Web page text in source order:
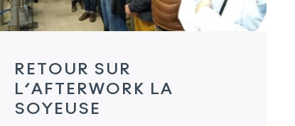
RETOUR SUR
L’AFTERWORK LA
SOYEUSE